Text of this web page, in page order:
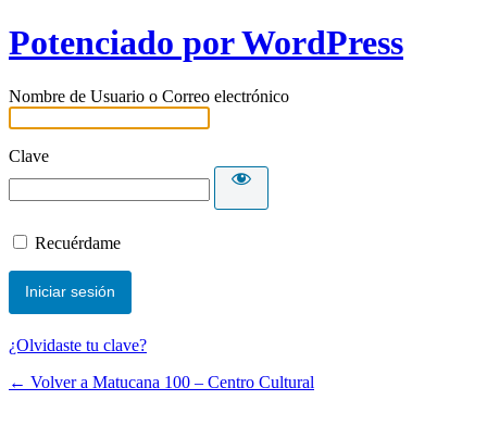
Potenciado por WordPress
Nombre de Usuario o Correo electrónico
Clave
Recuérdame
¿Olvidaste tu clave?
← Volver a Matucana 100 – Centro Cultural